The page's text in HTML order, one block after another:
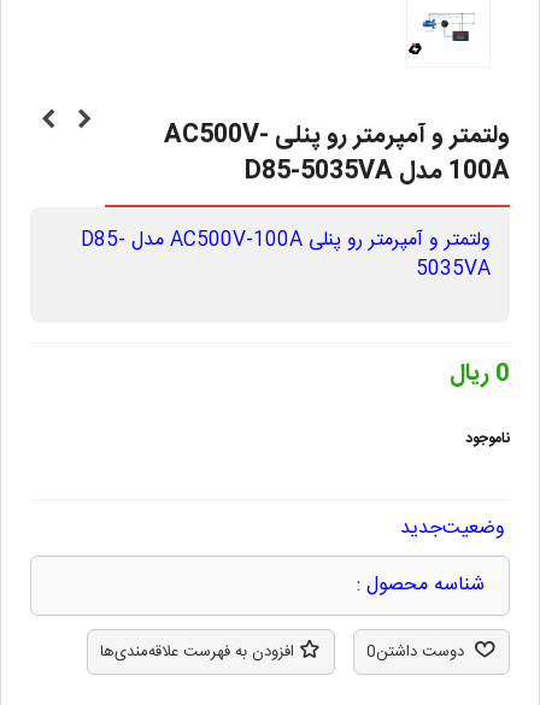
ولتمتر و آمپرمتر رو پنلی AC500V-
100A مدل D85-5035VA
ولتمتر و آمپرمتر رو پنلی AC500V-100A مدل D85-
5035VA
0 ریال
ناموجود
وضعیتجدید
شناسه محصول :
دوست داشتن0 افزودن به فهرست علاقه‌مندی‌ها